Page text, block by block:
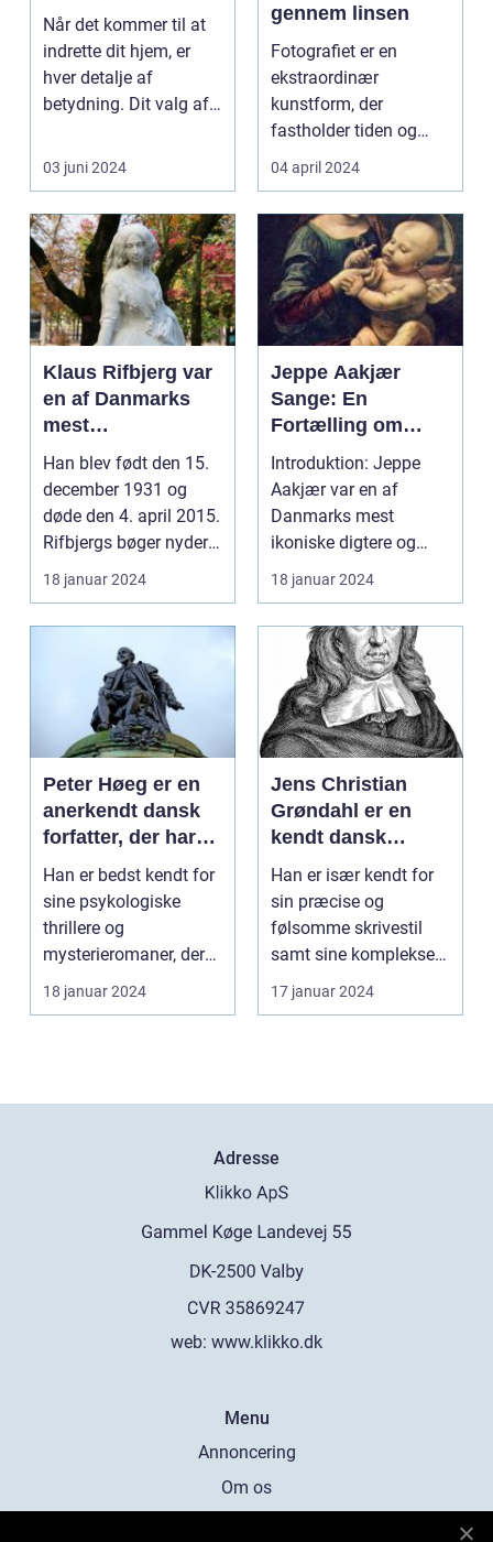
Når det kommer til at
indrette dit hjem, er
hver detalje af
betydning. Dit valg af
03 juni 2024
gennem linsen
Fotografiet er en
ekstraordinær
kunstform, der
fastholder tiden og
fortæller historier uden
ord. En ...
04 april 2024
Klaus Rifbjerg var
en af Danmarks
mest
betydningsfulde
forfattere og
lyrikere
Han blev født den 15.
december 1931 og
døde den 4. april 2015.
Rifbjergs bøger nyder
stor anerkendel...
18 januar 2024
Jeppe Aakjær
Sange: En
Fortælling om
Dansk Kulturarv
og Poetisk
Skønhed
Introduktion: Jeppe
Aakjær var en af
Danmarks mest
ikoniske digtere og
komponister og er især
kendt ...
18 januar 2024
Peter Høeg er en
anerkendt dansk
forfatter, der har
skrevet adskillige
bøger inden for
forskellige genrer
og stilarter
Han er bedst kendt for
sine psykologiske
thrillere og
mysterieromaner, der
ofte kombinerer
spænding ...
18 januar 2024
Jens Christian
Grøndahl er en
kendt dansk
forfatter, der har
skrevet en række
populære bøger
Han er især kendt for
sin præcise og
følsomme skrivestil
samt sine komplekse
karakterer og
tematikke...
17 januar 2024
Adresse
web: www.klikko.dk
Menu
Annoncering
Om os